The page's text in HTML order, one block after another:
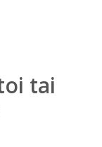
tai